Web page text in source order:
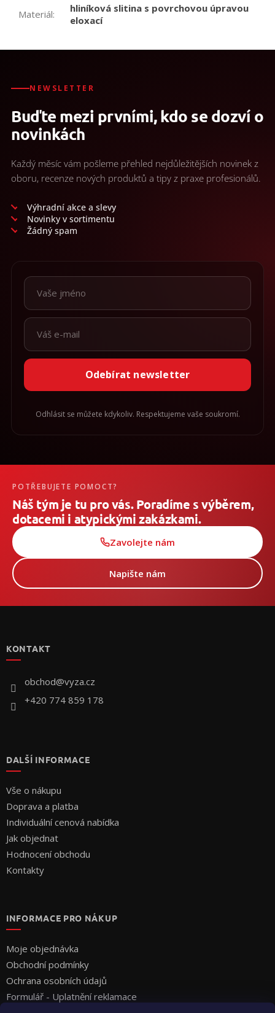
Materiál:
hliníková slitina s povrchovou úpravou
eloxací
NEWSLETTER
Buďte mezi prvními, kdo se dozví o
novinkách
Každý měsíc vám pošleme přehled nejdůležitějších novinek z
oboru, recenze nových produktů a tipy z praxe profesionálů.
Výhradní akce a slevy
Novinky v sortimentu
Žádný spam
Odebírat newsletter
Odhlásit se můžete kdykoliv. Respektujeme vaše soukromí.
POTŘEBUJETE POMOCT?
Náš tým je tu pro vás. Poradíme s výběrem,
dotacemi i atypickými zakázkami.
Zavolejte nám
Napište nám
KONTAKT
obchod@vyza.cz
+420 774 859 178
DALŠÍ INFORMACE
Vše o nákupu
Doprava a platba
Individuální cenová nabídka
Jak objednat
Hodnocení obchodu
Kontakty
INFORMACE PRO NÁKUP
Moje objednávka
Obchodní podmínky
Ochrana osobních údajů
Formulář - Uplatnění reklamace